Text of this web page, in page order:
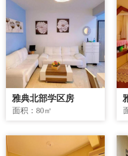
雅典北部学区房
面积：80㎡